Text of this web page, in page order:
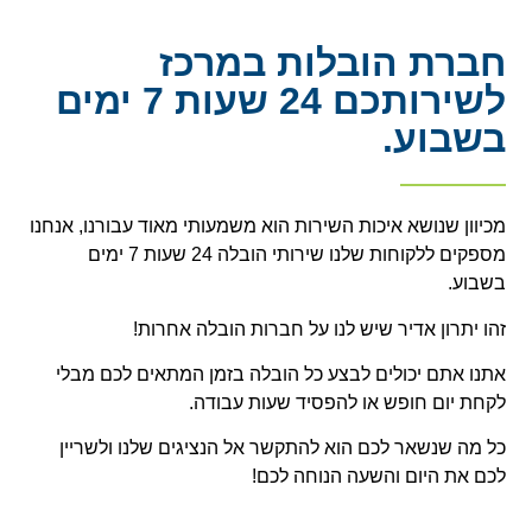
חברת הובלות במרכז
לשירותכם 24 שעות 7 ימים
בשבוע.
מכיוון שנושא איכות השירות הוא משמעותי מאוד עבורנו, אנחנו
מספקים ללקוחות שלנו שירותי הובלה 24 שעות 7 ימים
בשבוע.
זהו יתרון אדיר שיש לנו על חברות הובלה אחרות!
אתנו אתם יכולים לבצע כל הובלה בזמן המתאים לכם מבלי
לקחת יום חופש או להפסיד שעות עבודה.
כל מה שנשאר לכם הוא להתקשר אל הנציגים שלנו ולשריין
לכם את היום והשעה הנוחה לכם!